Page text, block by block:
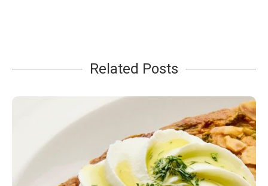
Related Posts